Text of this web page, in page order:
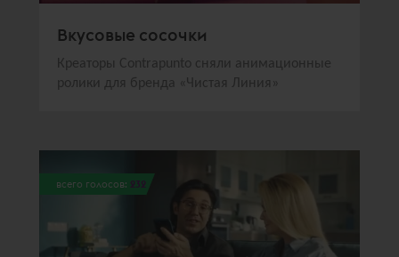
Вкусовые сосочки
Креаторы Contrаpunto сняли анимационные
ролики для бренда «Чистая Линия»
всего голосов: 232